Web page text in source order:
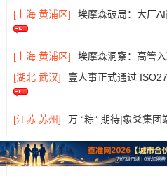
[上海 黄浦区]
埃摩森破局：大厂
[上海 黄浦区]
埃摩森洞察：高管
[湖北 武汉]
壹人事正式通过
[江苏 苏州] 万 “粽” 期待|象爻集